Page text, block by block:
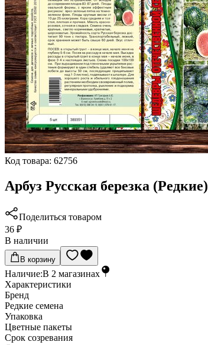
Код товара: 62756
Арбуз Русская березка (Редкие)
Поделиться товаром
36 ₽
В наличии
В корзину
Наличие:В 2 магазинах
Характеристики
Бренд
Редкие семена
Упаковка
Цветные пакеты
Срок созревания